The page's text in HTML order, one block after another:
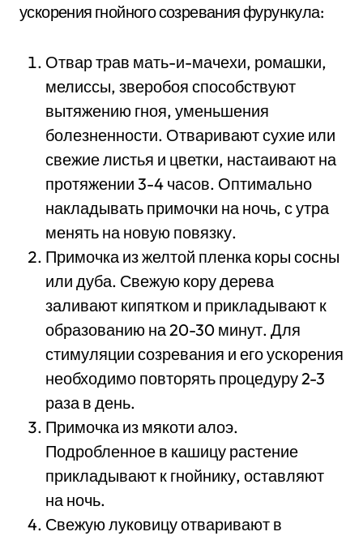
ускорения гнойного созревания фурункула:
Отвар трав мать-и-мачехи, ромашки,
мелиссы, зверобоя способствуют
вытяжению гноя, уменьшения
болезненности. Отваривают сухие или
свежие листья и цветки, настаивают на
протяжении 3-4 часов. Оптимально
накладывать примочки на ночь, с утра
менять на новую повязку.
Примочка из желтой пленка коры сосны
или дуба. Свежую кору дерева
заливают кипятком и прикладывают к
образованию на 20-30 минут. Для
стимуляции созревания и его ускорения
необходимо повторять процедуру 2-3
раза в день.
Примочка из мякоти алоэ.
Подробленное в кашицу растение
прикладывают к гнойнику, оставляют
на ночь.
Свежую луковицу отваривают в